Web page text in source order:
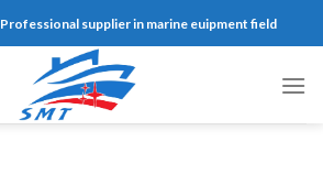
Professional supplier in marine euipment field